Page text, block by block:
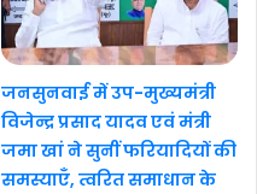
जनसुनवाई में उप-मुख्यमंत्री
विजेन्द्र प्रसाद यादव एवं मंत्री
जमा खां ने सुनीं फरियादियों की
समस्याएँ, त्वरित समाधान के